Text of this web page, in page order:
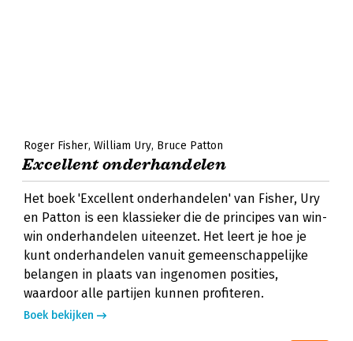
Roger Fisher William Ury Bruce Patton
Excellent onderhandelen
Het boek 'Excellent onderhandelen' van Fisher, Ury
en Patton is een klassieker die de principes van win-
win onderhandelen uiteenzet. Het leert je hoe je
kunt onderhandelen vanuit gemeenschappelijke
belangen in plaats van ingenomen posities,
waardoor alle partijen kunnen profiteren.
Boek bekijken